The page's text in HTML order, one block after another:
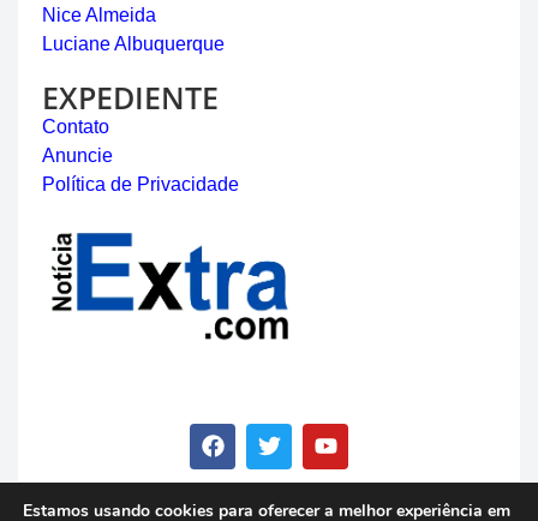
Nice Almeida
Luciane Albuquerque
EXPEDIENTE
Contato
Anuncie
Política de Privacidade
Estamos usando cookies para oferecer a melhor experiência em